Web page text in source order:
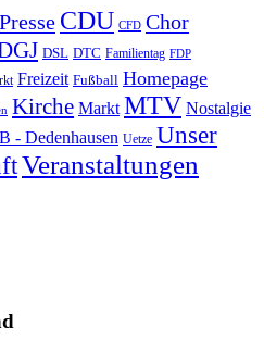
CDU CFD Chor
DSL DTC Familientag FDP
Freizeit Fußball Homepage
Kirche Markt MTV Nostalgie
- Dedenhausen Uetze Unser
Veranstaltungen